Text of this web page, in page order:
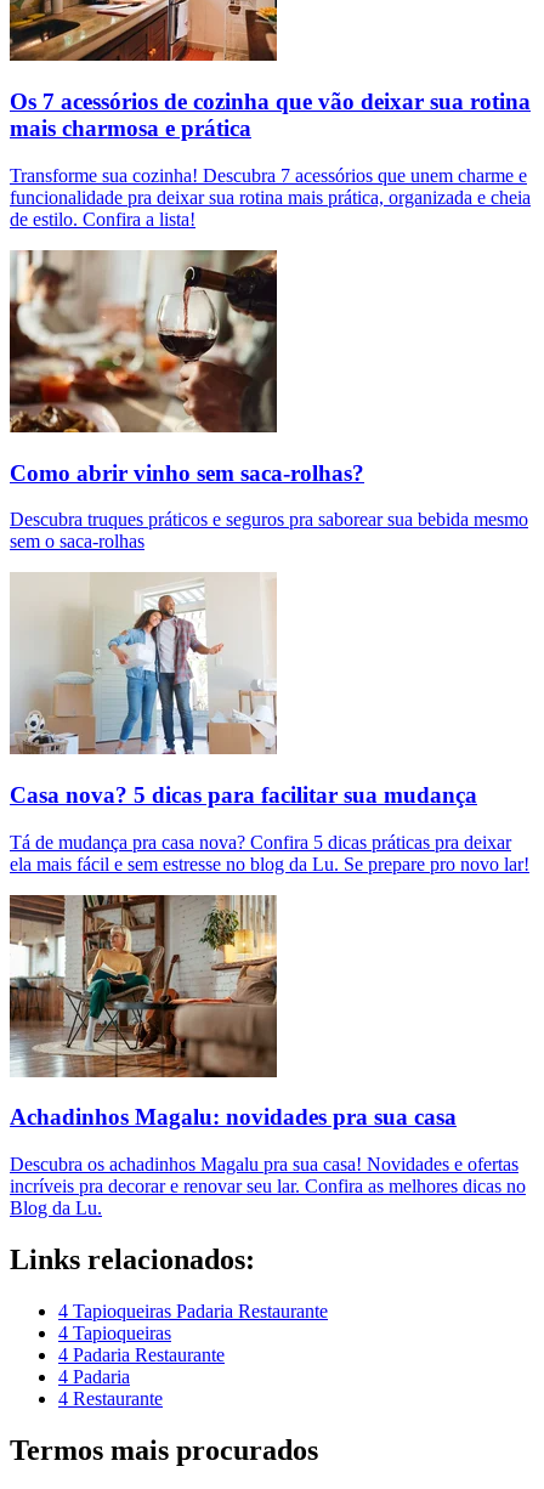
Os 7 acessórios de cozinha que vão deixar sua rotina
mais charmosa e prática
Transforme sua cozinha! Descubra 7 acessórios que unem charme e
funcionalidade pra deixar sua rotina mais prática, organizada e cheia
de estilo. Confira a lista!
Como abrir vinho sem saca-rolhas?
Descubra truques práticos e seguros pra saborear sua bebida mesmo
sem o saca-rolhas
Casa nova? 5 dicas para facilitar sua mudança
Tá de mudança pra casa nova? Confira 5 dicas práticas pra deixar
ela mais fácil e sem estresse no blog da Lu. Se prepare pro novo lar!
Achadinhos Magalu: novidades pra sua casa
Descubra os achadinhos Magalu pra sua casa! Novidades e ofertas
incríveis pra decorar e renovar seu lar. Confira as melhores dicas no
Blog da Lu.
Links relacionados:
4 Tapioqueiras Padaria Restaurante
4 Tapioqueiras
4 Padaria Restaurante
4 Padaria
4 Restaurante
Termos mais procurados